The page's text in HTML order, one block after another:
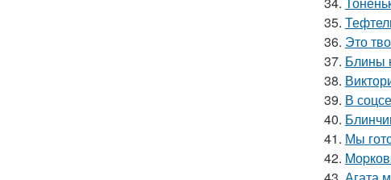
35.
36. Это
37. Блины
38.
39. В
40.
41. Мы
42.